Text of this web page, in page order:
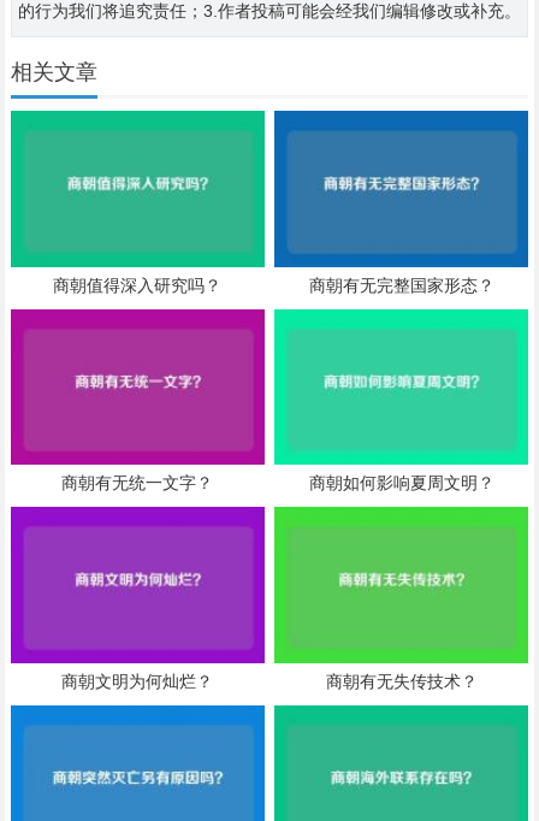
的行为我们将追究责任；3.作者投稿可能会经我们编辑修改或补充。
相关文章
商朝值得深入研究吗？ 商朝有无完整国家形态？
商朝有无统一文字？ 商朝如何影响夏周文明？
商朝文明为何灿烂？ 商朝有无失传技术？